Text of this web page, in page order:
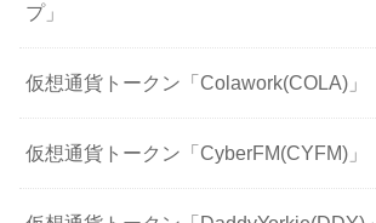
プ」
仮想通貨トークン「Colawork(COLA)」
仮想通貨トークン「CyberFM(CYFM)」